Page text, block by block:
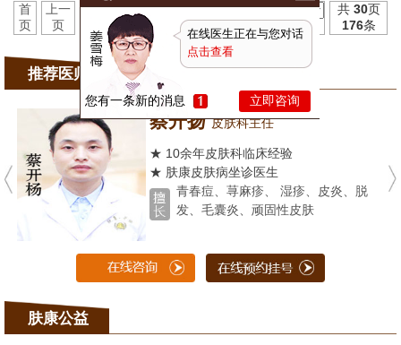
首
页
上一
页
24 25 26 27 28 29 30 下一
页
末
页
共 30页
176条
推荐医师
蔡开扬皮肤科主任
★ 10余年皮肤科临床经验
★ 肤康皮肤病坐诊医生
青春痘、荨麻疹、 湿疹、皮炎、脱
发、毛囊炎、顽固性皮肤
肤康公益
在线医生正在与您对话
点击查看
您有一条新的消息 立即咨询